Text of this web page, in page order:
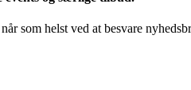
som helst ved at besvare